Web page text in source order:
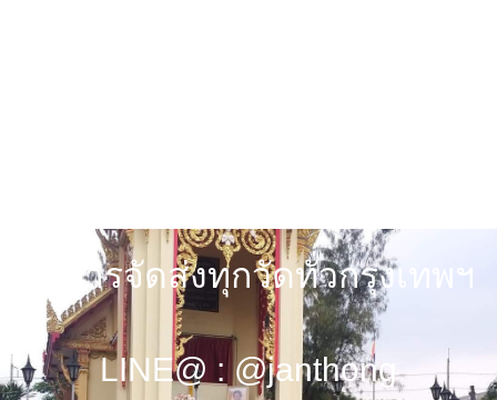
บริการจัดส่งทุกวัดทั่วกรุงเทพฯ
LINE@ : @janthong